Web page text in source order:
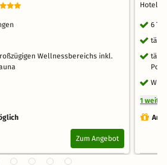
Wellnessbereichs inkl.
Zum Angebot
Hotel
6
1